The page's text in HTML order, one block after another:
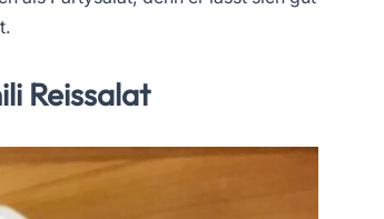
Reissalat